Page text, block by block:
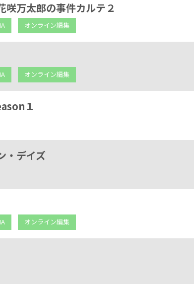
咲万太郎の事件カルテ２
オンライン編集
オンライン編集
１
・デイズ
オンライン編集